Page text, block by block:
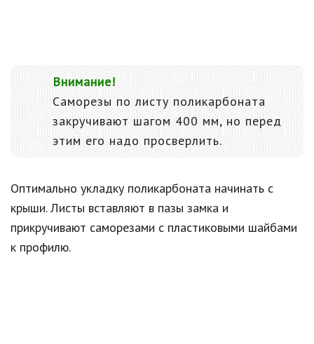
Внимание!
Саморезы по листу поликарбоната
закручивают шагом 400 мм, но перед
этим его надо просверлить.
Оптимально укладку поликарбоната начинать с
крыши. Листы вставляют в пазы замка и
прикручивают саморезами с пластиковыми шайбами
к профилю.